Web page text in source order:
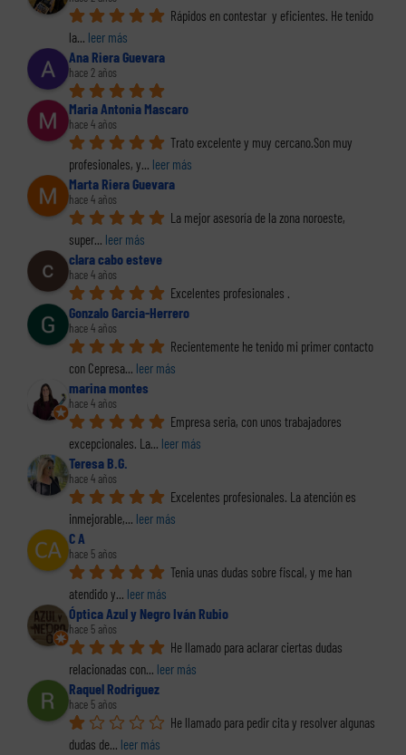
Rápidos en contestar  y eficientes. He tenido
la... leer más
Ana Riera Guevara
hace 2 años
Maria Antonia Mascaro
hace 4 años
Trato excelente y muy cercano.Son muy
profesionales, y... leer más
Marta Riera Guevara
hace 4 años
La mejor asesoría de la zona noroeste,
super... leer más
clara cabo esteve
hace 4 años
Excelentes profesionales .
Gonzalo Garcia-Herrero
hace 4 años
Recientemente he tenido mi primer contacto
con Cepresa... leer más
marina montes
hace 4 años
Empresa seria, con unos trabajadores
excepcionales. La... leer más
Teresa B.G.
hace 4 años
Excelentes profesionales. La atención es
inmejorable,... leer más
C A
hace 5 años
Tenia unas dudas sobre fiscal, y me han
atendido y... leer más
Óptica Azul y Negro Iván Rubio
hace 5 años
He llamado para aclarar ciertas dudas
relacionadas con... leer más
Raquel Rodriguez
hace 5 años
He llamado para pedir cita y resolver algunas
dudas de... leer más